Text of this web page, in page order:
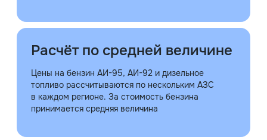
Расчёт по средней величине
Цены на бензин АИ-95, АИ-92 и дизельное
топливо рассчитываются по нескольким АЗС
в каждом регионе. За стоимость бензина
принимается средняя величина